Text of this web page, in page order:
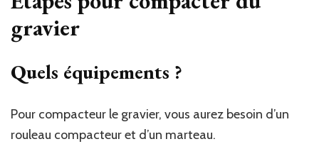
gravier
Quels équipements ?
Pour compacteur le gravier, vous aurez besoin d’un
rouleau compacteur et d’un marteau.